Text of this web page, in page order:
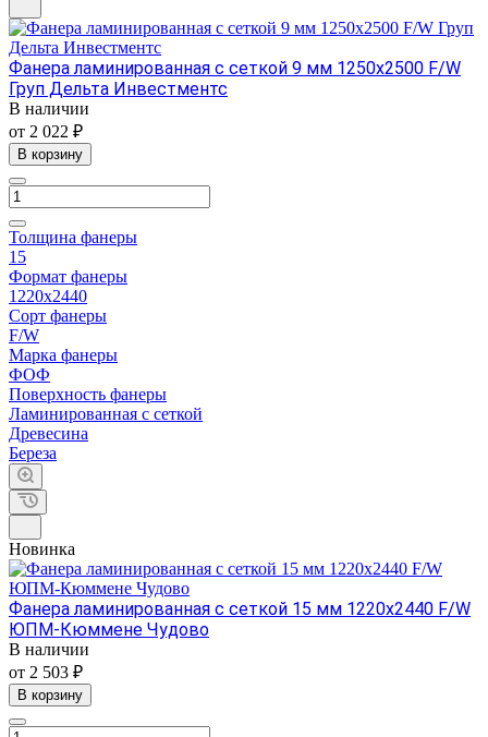
Фанера ламинированная с сеткой 9 мм 1250х2500 F/W
Груп Дельта Инвестментс
В наличии
от 2 022 ₽
В корзину
Толщина фанеры
15
Формат фанеры
1220х2440
Сорт фанеры
F/W
Марка фанеры
ФОФ
Поверхность фанеры
Ламинированная с сеткой
Древесина
Береза
Новинка
Фанера ламинированная с сеткой 15 мм 1220х2440 F/W
ЮПМ-Кюммене Чудово
В наличии
от 2 503 ₽
В корзину